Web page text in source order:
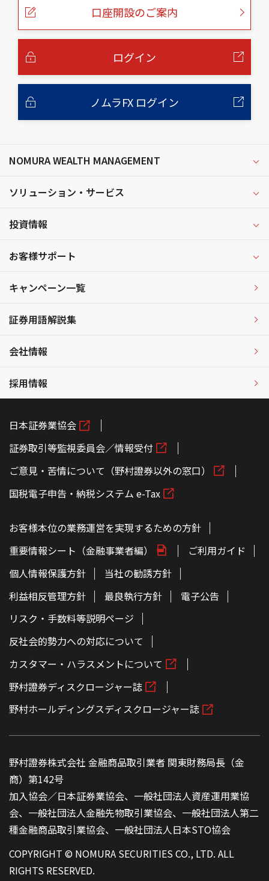
口座開設のご案内
ログイン
ノムラFX ログイン
NOMURA WEALTH MANAGEMENT
ソリューション・サービス
投資情報
お客様サポート
キャンペーン一覧
証券用語解説集
会社情報
採用情報
日本証券業協会
証券取引等監視委員会／情報受付
ご意見・苦情について（野村證券以外の窓口）
国税電子申告・納税システム e-Tax
お客様本位の業務運営を実現するための方針
重要情報シート（金融事業者編）
ご利用ガイド
個人情報保護方針
当社の勧誘方針
利益相反管理方針
最良執行方針
電子公告
リスク・手数料等説明ページ
反社会的勢力への対応について
カスタマー・ハラスメントについて
野村證券ディスクロージャー誌
野村ホールディングスディスクロージャー誌
野村證券株式会社 金融商品取引業者 関東財務局長（金
商）第142号
加入協会／日本証券業協会、一般社団法人資産運用業協
会、一般社団法人金融先物取引業協会、一般社団法人第二
種金融商品取引業協会、一般社団法人日本STO協会
COPYRIGHT © NOMURA SECURITIES CO., LTD. ALL
RIGHTS RESERVED.